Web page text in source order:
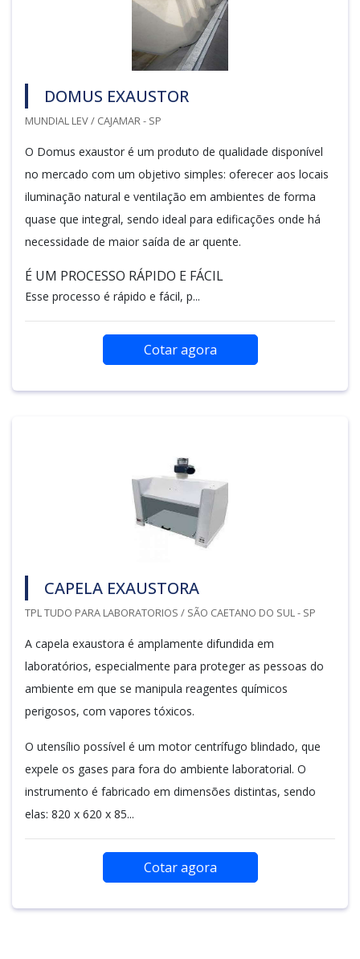
DOMUS EXAUSTOR
MUNDIAL LEV / CAJAMAR - SP
O Domus exaustor é um produto de qualidade disponível
no mercado com um objetivo simples: oferecer aos locais
iluminação natural e ventilação em ambientes de forma
quase que integral, sendo ideal para edificações onde há
necessidade de maior saída de ar quente.
É UM PROCESSO RÁPIDO E FÁCIL
Esse processo é rápido e fácil, p...
Cotar agora
CAPELA EXAUSTORA
TPL TUDO PARA LABORATORIOS / SÃO CAETANO DO SUL - SP
A capela exaustora é amplamente difundida em
laboratórios, especialmente para proteger as pessoas do
ambiente em que se manipula reagentes químicos
perigosos, com vapores tóxicos.
O utensílio possível é um motor centrífugo blindado, que
expele os gases para fora do ambiente laboratorial. O
instrumento é fabricado em dimensões distintas, sendo
elas: 820 x 620 x 85...
Cotar agora